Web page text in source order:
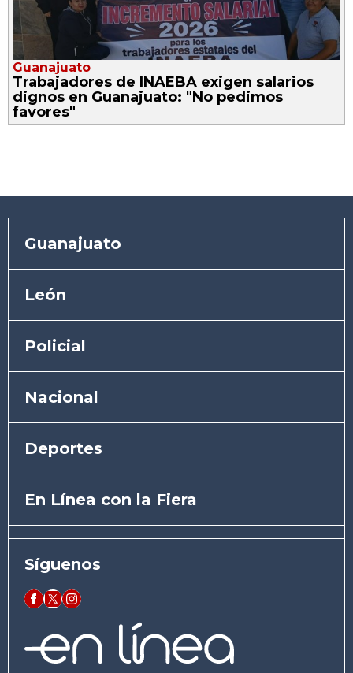
Guanajuato
Trabajadores de INAEBA exigen salarios
dignos en Guanajuato: "No pedimos
favores"
Guanajuato
León
Policial
Nacional
Deportes
En Línea con la Fiera
Síguenos